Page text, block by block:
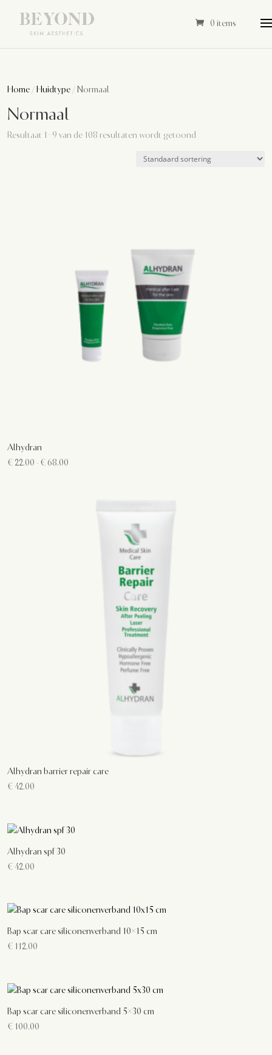
0 items
Home / Huidtype / Normaal
Normaal
Resultaat 1–9 van de 108 resultaten wordt getoond
Alhydran
€ 22.00 - € 68.00
Alhydran barrier repair care
€42.00
Alhydran spf 30
€42.00
Bap scar care siliconenverband 10×15 cm
€ 112.00
Bap scar care siliconenverband 5×30 cm
€ 100.00